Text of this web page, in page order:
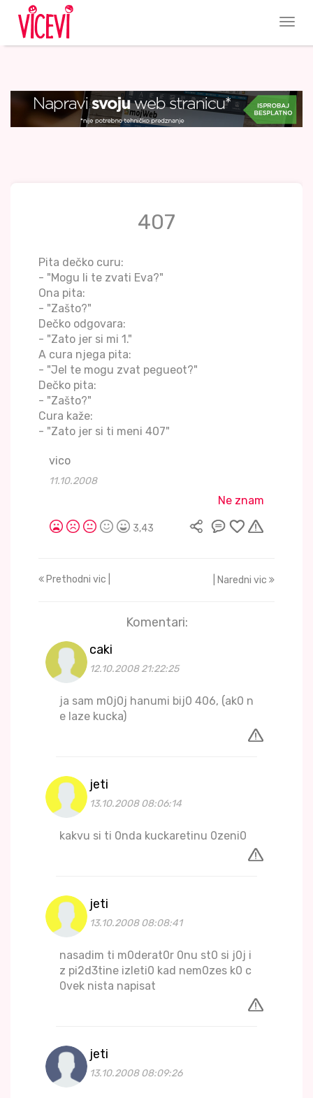
407
Pita dečko curu:
- "Mogu li te zvati Eva?"
Ona pita:
- "Zašto?"
Dečko odgovara:
- "Zato jer si mi 1."
A cura njega pita:
- "Jel te mogu zvat pegueot?"
Dečko pita:
- "Zašto?"
Cura kaže:
- "Zato jer si ti meni 407"
vico
11.10.2008
Ne znam
3,43
Prethodni vic | | Naredni vic
Komentari:
caki
12.10.2008 21:22:25
ja sam m0j0j hanumi bij0 406, (ak0 n
e laze kucka)
jeti
13.10.2008 08:06:14
kakvu si ti 0nda kuckaretinu 0zeni0
jeti
13.10.2008 08:08:41
nasadim ti m0derat0r 0nu st0 si j0j i
z pi2d3tine izleti0 kad nem0zes k0 c
0vek nista napisat
jeti
13.10.2008 08:09:26